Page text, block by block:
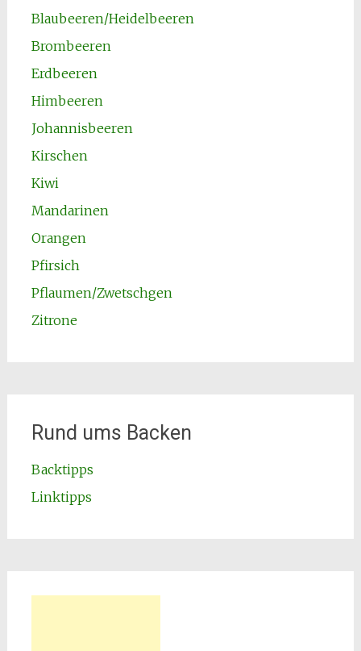
Blaubeeren/Heidelbeeren
Brombeeren
Erdbeeren
Himbeeren
Johannisbeeren
Kirschen
Kiwi
Mandarinen
Orangen
Pfirsich
Pflaumen/Zwetschgen
Zitrone
Rund ums Backen
Backtipps
Linktipps